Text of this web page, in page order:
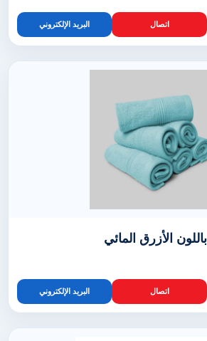
اتصال البريد الإلكتروني
الأزرق المائي
اتصال البريد الإلكتروني